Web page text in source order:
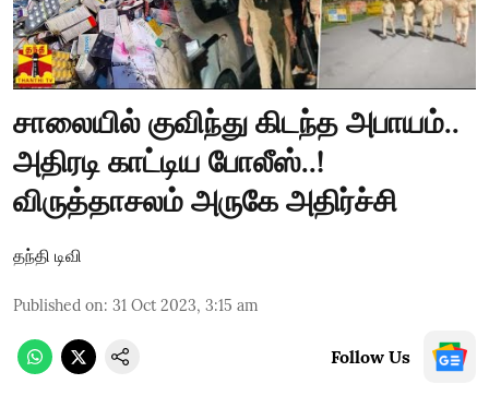
சாலையில் குவிந்து கிடந்த அபாயம்..
அதிரடி காட்டிய போலீஸ்..!
விருத்தாசலம் அருகே அதிர்ச்சி
தந்தி டிவி
Published on: 31 Oct 2023, 3:15 am
Follow Us